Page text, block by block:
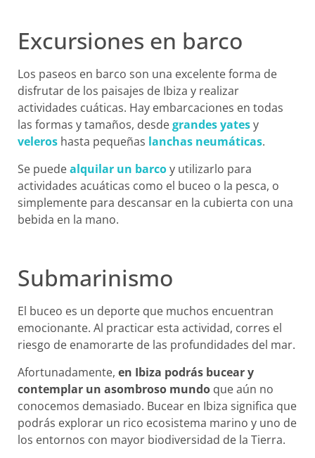
Excursiones en barco
Los paseos en barco son una excelente forma de
disfrutar de los paisajes de Ibiza y realizar
actividades cuáticas. Hay embarcaciones en todas
las formas y tamaños, desdegrandes yatesy
veleros hasta pequeñas lanchas neumáticas.
Se puedealquilar un barcoy utilizarlo para
actividades acuáticas como el buceo o la pesca, o
simplemente para descansar en la cubierta con una
bebida en la mano.
Submarinismo
El buceo es un deporte que muchos encuentran
emocionante. Al practicar esta actividad, corres el
riesgo de enamorarte de las profundidades del mar.
Afortunadamente, en Ibiza podrás bucear y
contemplar un asombroso mundo que aún no
conocemos demasiado. Bucear en Ibiza significa que
podrás explorar un rico ecosistema marino y uno de
los entornos con mayor biodiversidad de la Tierra.